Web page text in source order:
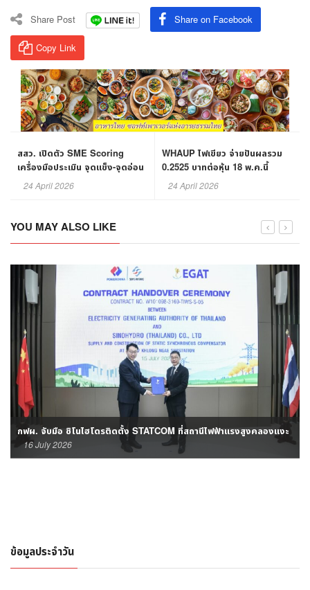
Share Post Share on Facebook
Copy Link
สสว. เปิดตัว SME Scoring
เครื่องมือประเมิน จุดแข็ง-จุดอ่อน
ธุรกิจSME
24 April 2026
WHAUP ไฟเขียว จ่ายปันผลรวม
0.2525 บาทต่อหุ้น 18 พ.ค.นี้
24 April 2026
YOU MAY ALSO LIKE
กฟผ. จับมือ ชิโนไฮโดรติดตั้ง STATCOM ที่สถานีไฟฟ้าแรงสูงคลองแงะ
16 July 2026
ข้อมูลประจำวัน